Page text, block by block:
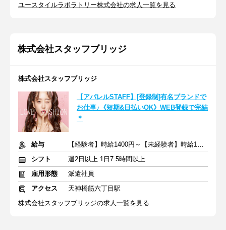
ユースタイルラボラトリー株式会社の求人一覧を見る
株式会社スタッフブリッジ
株式会社スタッフブリッジ
【アパレルSTAFF】[登録制]有名ブランドで
お仕事♪《短期&日払いOK》WEB登録で完結
＊
給与
【経験者】時給1400円～【未経験者】時給1300円～＋交通費全額
シフト
週2日以上 1日7.5時間以上
雇用形態
派遣社員
アクセス
天神橋筋六丁目駅
株式会社スタッフブリッジの求人一覧を見る